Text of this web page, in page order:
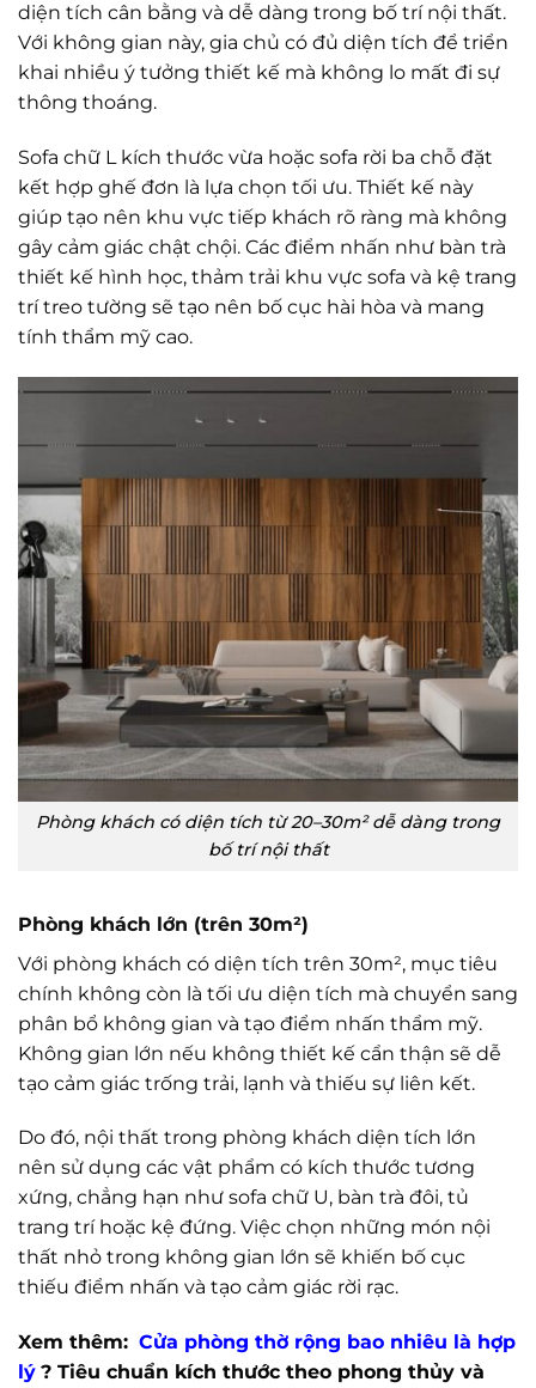
diện tích cân bằng và dễ dàng trong bố trí nội thất.
Với không gian này, gia chủ có đủ diện tích để triển
khai nhiều ý tưởng thiết kế mà không lo mất đi sự
thông thoáng.
Sofa chữ L kích thước vừa hoặc sofa rời ba chỗ đặt
kết hợp ghế đơn là lựa chọn tối ưu. Thiết kế này
giúp tạo nên khu vực tiếp khách rõ ràng mà không
gây cảm giác chật chội. Các điểm nhấn như bàn trà
thiết kế hình học, thảm trải khu vực sofa và kệ trang
trí treo tường sẽ tạo nên bố cục hài hòa và mang
tính thẩm mỹ cao.
Phòng khách có diện tích từ 20–30m² dễ dàng trong
bố trí nội thất
Phòng khách lớn (trên 30m²)
Với phòng khách có diện tích trên 30m², mục tiêu
chính không còn là tối ưu diện tích mà chuyển sang
phân bổ không gian và tạo điểm nhấn thẩm mỹ.
Không gian lớn nếu không thiết kế cẩn thận sẽ dễ
tạo cảm giác trống trải, lạnh và thiếu sự liên kết.
Do đó, nội thất trong phòng khách diện tích lớn
nên sử dụng các vật phẩm có kích thước tương
xứng, chẳng hạn như sofa chữ U, bàn trà đôi, tủ
trang trí hoặc kệ đứng. Việc chọn những món nội
thất nhỏ trong không gian lớn sẽ khiến bố cục
thiếu điểm nhấn và tạo cảm giác rời rạc.
Xem thêm: Cửa phòng thờ rộng bao nhiêu là hợp
lý ? Tiêu chuẩn kích thước theo phong thủy và